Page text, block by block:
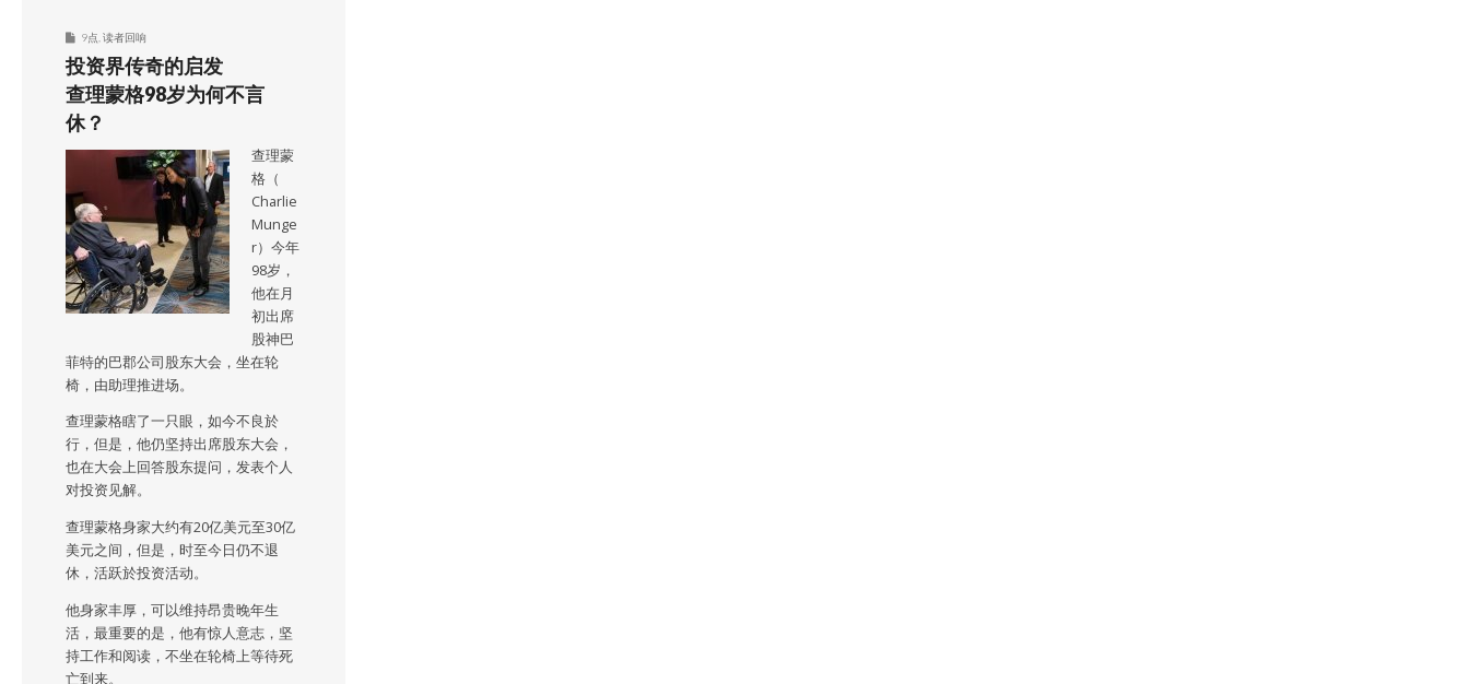
9点 读者回响
投资界传奇的启发
查理蒙格98岁为何不言
休？
查理蒙
格（
Charlie
Munge
r）今年
98岁，
他在月
初出席
股神巴
菲特的巴郡公司股东大会，坐在轮
椅，由助理推进场。
查理蒙格瞎了一只眼，如今不良於
行，但是，他仍坚持出席股东大会，
也在大会上回答股东提问，发表个人
对投资见解。
查理蒙格身家大约有20亿美元至30亿
美元之间，但是，时至今日仍不退
休，活跃於投资活动。
他身家丰厚，可以维持昂贵晚年生
活，最重要的是，他有惊人意志，坚
持工作和阅读，不坐在轮椅上等待死
亡到来。